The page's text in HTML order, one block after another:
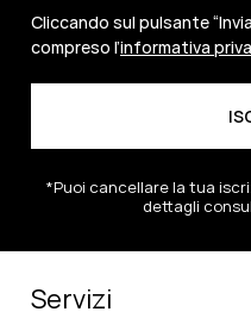
Cliccando sul pulsante
compreso l’informativa
*Puoi cancellare la tua
dettagli
Servizi